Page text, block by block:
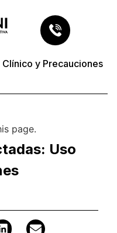
y Precauciones
page.
Uso